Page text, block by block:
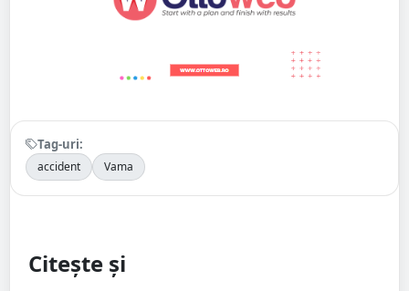
Tag-uri:
accident Vama
Citește și